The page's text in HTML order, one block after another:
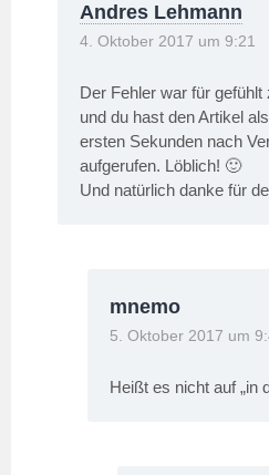
Andres Lehmann
4. Oktober 2017 um 9:21
Der Fehler war für
und du hast den Artikel
ersten Sekunden nach
aufgerufen. Löblich! 🙂
Und natürlich danke für
mnemo
5. Oktober 2017 um
Heißt es nicht auf „in